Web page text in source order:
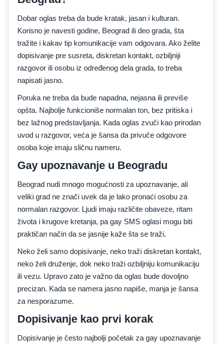
Dobar oglas treba da bude kratak, jasan i kulturan.
Korisno je navesti godine, Beograd ili deo grada, šta
tražite i kakav tip komunikacije vam odgovara. Ako želite
dopisivanje pre susreta, diskretan kontakt, ozbiljniji
razgovor ili osobu iz određenog dela grada, to treba
napisati jasno.
Poruka ne treba da bude napadna, nejasna ili previše
opšta. Najbolje funkcioniše normalan ton, bez pritiska i
bez lažnog predstavljanja. Kada oglas zvuči kao prirodan
uvod u razgovor, veća je šansa da privuče odgovore
osoba koje imaju sličnu nameru.
Gay upoznavanje u Beogradu
Beograd nudi mnogo mogućnosti za upoznavanje, ali
veliki grad ne znači uvek da je lako pronaći osobu za
normalan razgovor. Ljudi imaju različite obaveze, ritam
života i krugove kretanja, pa gay SMS oglasi mogu biti
praktičan način da se jasnije kaže šta se traži.
Neko želi samo dopisivanje, neko traži diskretan kontakt,
neko želi druženje, dok neko traži ozbiljniju komunikaciju
ili vezu. Upravo zato je važno da oglas bude dovoljno
precizan. Kada se namera jasno napiše, manja je šansa
za nesporazume.
Dopisivanje kao prvi korak
Dopisivanje je često najbolji početak za gay upoznavanje